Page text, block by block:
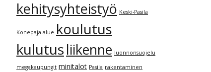
kehitysyhteistyö Keski-Pasila
Konepaja-alue koulutus
kulutusliikenne luonnonsuojelu
megakaupungit minitalot Pasila rakentaminen